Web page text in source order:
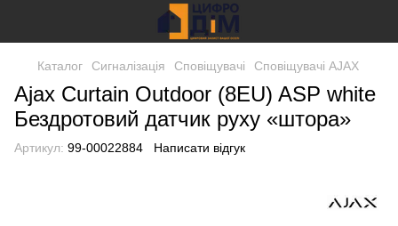
Каталог Сигналізація Сповіщувачі Сповіщувачі AJAX
Ajax Curtain Outdoor (8EU) ASP white
Бездротовий датчик руху «штора»
Артикул: 99-00022884 Написати відгук